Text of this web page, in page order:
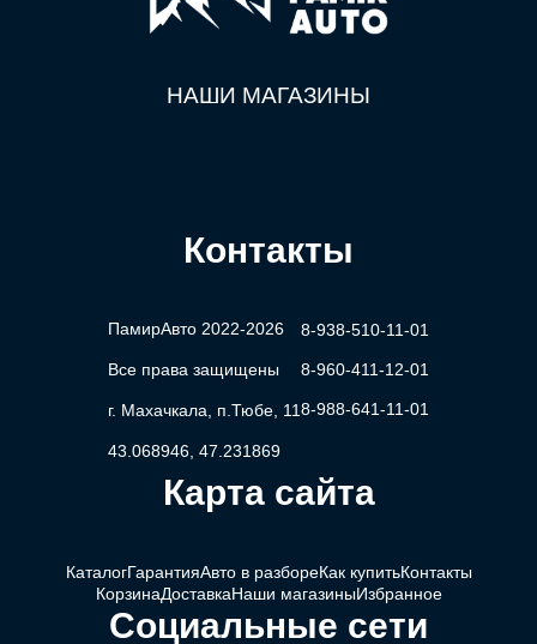
НАШИ МАГАЗИНЫ
Контакты
ПамирАвто 2022-2026
Все права защищены
г. Махачкала, п.Тюбе, 11
43.068946, 47.231869
8-938-510-11-01
8-960-411-12-01
8-988-641-11-01
Карта сайта
КаталогГарантияАвто в разбореКак купитьКонтакты
КорзинаДоставкаНаши магазиныИзбранное
Социальные сети